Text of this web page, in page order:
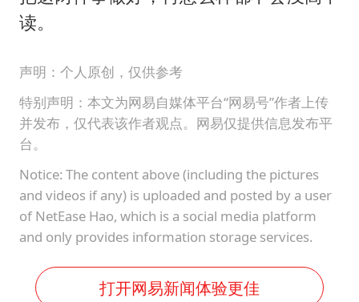
读。
声明：个人原创，仅供参考
特别声明：本文为网易自媒体平台“网易号”作者上传
并发布，仅代表该作者观点。网易仅提供信息发布平
台。
Notice: The content above (including the pictures
and videos if any) is uploaded and posted by a user
of NetEase Hao, which is a social media platform
and only provides information storage services.
打开网易新闻体验更佳